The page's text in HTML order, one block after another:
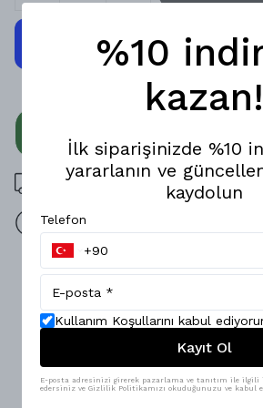
3000 TL üzeri ücretsiz kargo
14 gün içinde iade değişim
Ürün Açıklaması
Konforu ön planda tutan regular kesim
pantolon, sade ve modern tasarımıyla
vazgeçilmez parçalarından biri.;
kumaşı sayesinde rahat hareket
beli vücuda uyum sağlayarak ekstra
casual hem de şehir stiline kolayca
pantolon, basic tişörtlerden oversize
%10
kazan!
İlk siparişinizde %10
yararlanın ve
kaydolun
Telefon
Kullanım Koşullarını kabul
Kayıt Ol
E-posta adresinizi girerek pazarlama ve tanıtım ile
edersiniz ve Gizlilik Politikamızı okuduğunuzu ve kabul